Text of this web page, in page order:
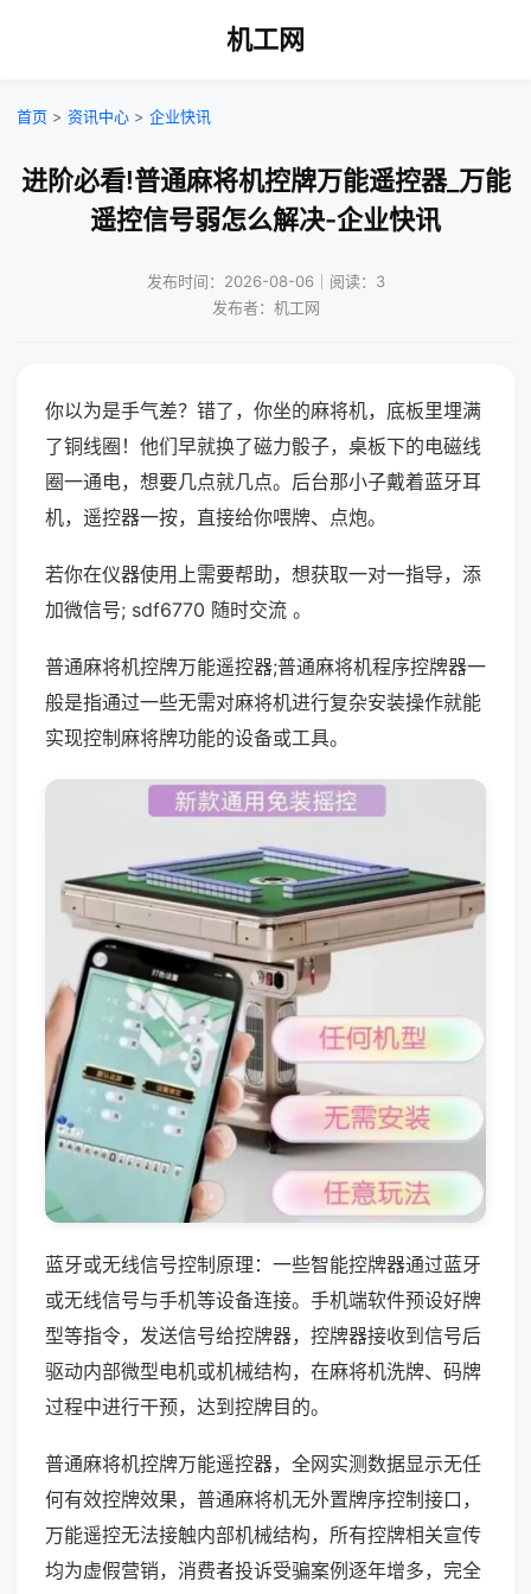
机工网
首页 > 资讯中心 > 企业快讯
进阶必看!普通麻将机控牌万能遥控器_万能
遥控信号弱怎么解决-企业快讯
发布时间：2026-08-06｜阅读：3
发布者：机工网
你以为是手气差？错了，你坐的麻将机，底板里埋满
了铜线圈！他们早就换了磁力骰子，桌板下的电磁线
圈一通电，想要几点就几点。后台那小子戴着蓝牙耳
机，遥控器一按，直接给你喂牌、点炮。
若你在仪器使用上需要帮助，想获取一对一指导，添
加微信号; sdf6770 随时交流 。
普通麻将机控牌万能遥控器;普通麻将机程序控牌器一
般是指通过一些无需对麻将机进行复杂安装操作就能
实现控制麻将牌功能的设备或工具。
蓝牙或无线信号控制原理：一些智能控牌器通过蓝牙
或无线信号与手机等设备连接。手机端软件预设好牌
型等指令，发送信号给控牌器，控牌器接收到信号后
驱动内部微型电机或机械结构，在麻将机洗牌、码牌
过程中进行干预，达到控牌目的。
普通麻将机控牌万能遥控器，全网实测数据显示无任
何有效控牌效果，普通麻将机无外置牌序控制接口，
万能遥控无法接触内部机械结构，所有控牌相关宣传
均为虚假营销，消费者投诉受骗案例逐年增多，完全